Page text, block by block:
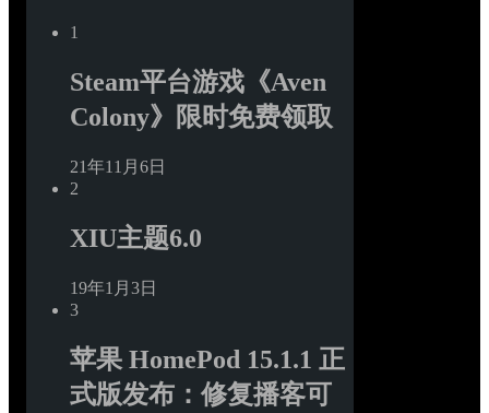
1
Steam平台游戏《Aven
Colony》限时免费领取
21年11月6日
2
XIU主题6.0
19年1月3日
3
苹果 HomePod 15.1.1 正
式版发布：修复播客可